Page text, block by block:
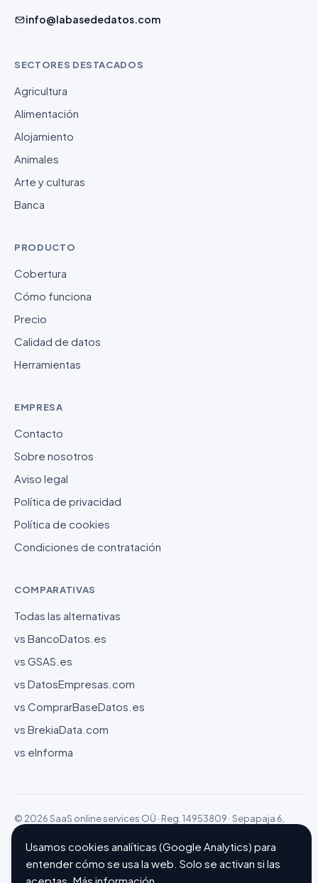
info@labasededatos.com
SECTORES DESTACADOS
Agricultura
Alimentación
Alojamiento
Animales
Arte y culturas
Banca
PRODUCTO
Cobertura
Cómo funciona
Precio
Calidad de datos
Herramientas
EMPRESA
Contacto
Sobre nosotros
Aviso legal
Política de privacidad
Política de cookies
Condiciones de contratación
COMPARATIVAS
Todas las alternativas
vs BancoDatos.es
vs GSAS.es
vs DatosEmpresas.com
vs ComprarBaseDatos.es
vs BrekiaData.com
vs eInforma
© 2026 SaaS online services OÜ · Reg. 14953809 · Sepapaja 6,
15551 Tallinn (Estonia)
Configurar cookiesHecho con ❤ en Barcelona
Usamos cookies analíticas (Google Analytics) para
entender cómo se usa la web. Solo se activan si las